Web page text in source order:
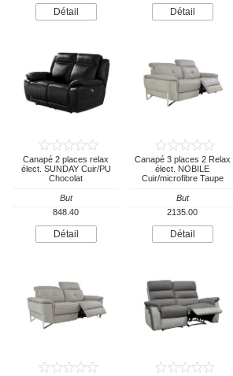
Détail Détail
Canapé 2 places relax
élect. SUNDAY Cuir/PU
Chocolat
But
848.40
Détail
Canapé 3 places 2 Relax
élect. NOBILE
Cuir/microfibre Taupe
But
2135.00
Détail